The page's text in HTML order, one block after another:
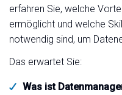
erfahren Sie, welche
ermöglicht und welche
notwendig sind, um
Das erwartet Sie:
Was ist